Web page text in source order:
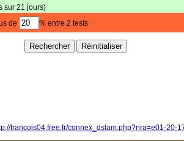
sur 21 jours)
de % entre 2 tests
francois04.free.fr/connex_dslam.php?nra=e01-20-